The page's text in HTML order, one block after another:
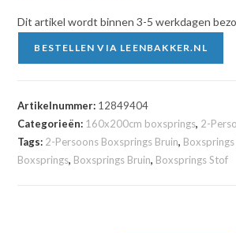
Dit artikel wordt binnen 3-5 werkdagen
BESTELLEN VIA LEENBAKKER.NL
Artikelnummer: 12849404
Categorieën: 160x200cm boxsprings, 2-
Tags: 2-Persoons Boxsprings Bruin,
Boxsprings, Boxsprings Bruin, Boxsprings Stof